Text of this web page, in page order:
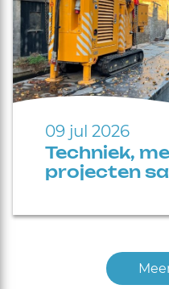
09 jul 2026
Techniek,
projecten